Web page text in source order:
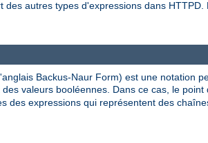
des autres types d'expressions dans
Backus-Naur Form) est une notation
valeurs booléennes. Dans ce cas, le
des expressions qui représentent des